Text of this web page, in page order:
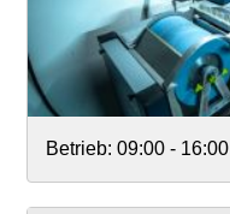
Betrieb: 09:00 - 16:00